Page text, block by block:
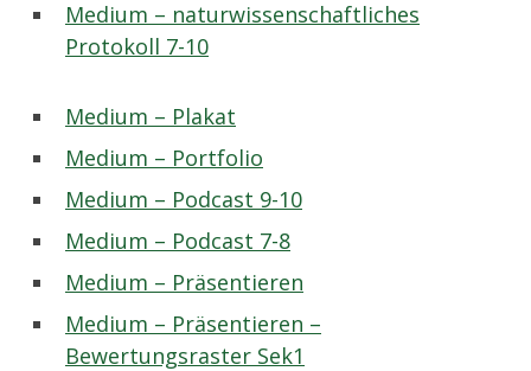
Medium – naturwissenschaftliches
Protokoll 7-10
Medium – Plakat
Medium – Portfolio
Medium – Podcast 9-10
Medium – Podcast 7-8
Medium – Präsentieren
Medium – Präsentieren –
Bewertungsraster Sek1